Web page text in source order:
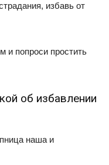
избавь от
и попроси простить
об избавлении
наша и